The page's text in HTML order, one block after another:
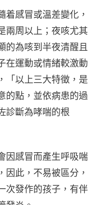
着感冒或溫差變化，
兩周以上；夜咳尤其
的為咳到半夜清醒且
在運動或情緒較激動
「以上三大特徵，是
的點，並依病患的過
診斷為哮喘的根
因感冒而產生呼吸喘
因此，不易被區分，
次發作的孩子，有伴